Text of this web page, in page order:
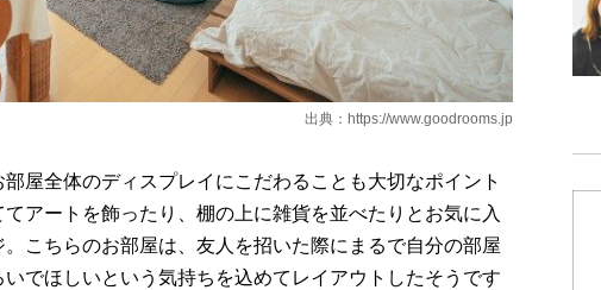
出典： https://www.goodrooms.jp
屋全体のディスプレイにこだわることも大切なポイント
アートを飾ったり、棚の上に雑貨を並べたりとお気に入
こちらのお部屋は、友人を招いた際にまるで自分の部屋
でほしいという気持ちを込めてレイアウトしたそうです